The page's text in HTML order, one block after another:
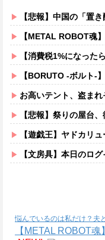
【悲報】中国の「置
【METAL ROBOT魂】
【消費税1%になったら
【BORUTO -ボルト-
お高いテント、盗まれ
【悲報】祭りの屋台
【遊戯王】ヤドカリ
【文房具】本日のロ
悩んでいるのは私だけ？夫
【METAL ROBOT